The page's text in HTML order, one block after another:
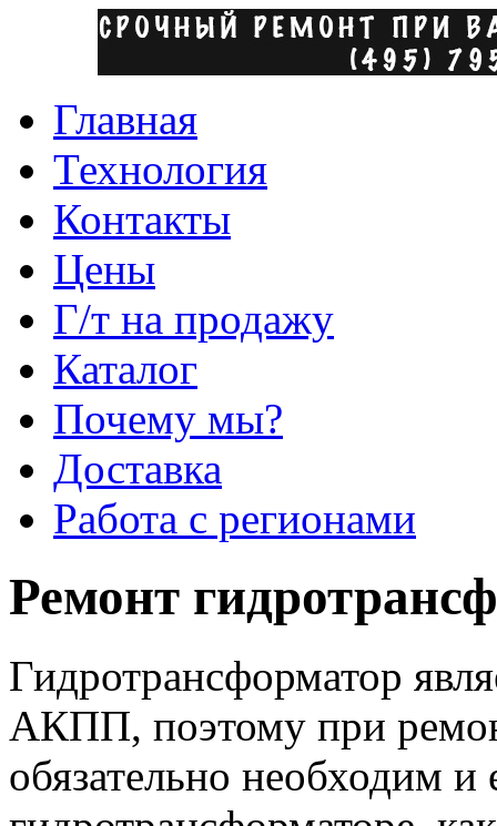
Главная
Технология
Контакты
Цены
Г/т на продажу
Каталог
Почему мы?
Доставка
Работа с регионами
Ремонт
Гидротрансформатор
АКПП, поэтому при
обязательно необходим и